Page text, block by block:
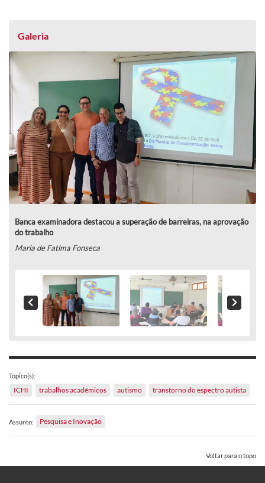
Galeria
Banca examinadora destacou a superação de barreiras, na aprovação
do trabalho
Maria de Fatima Fonseca
Tópico(s):
ICHI trabalhos acadêmicos autismo transtorno do espectro autista
Assunto: Pesquisa e Inovação
Voltar para o topo